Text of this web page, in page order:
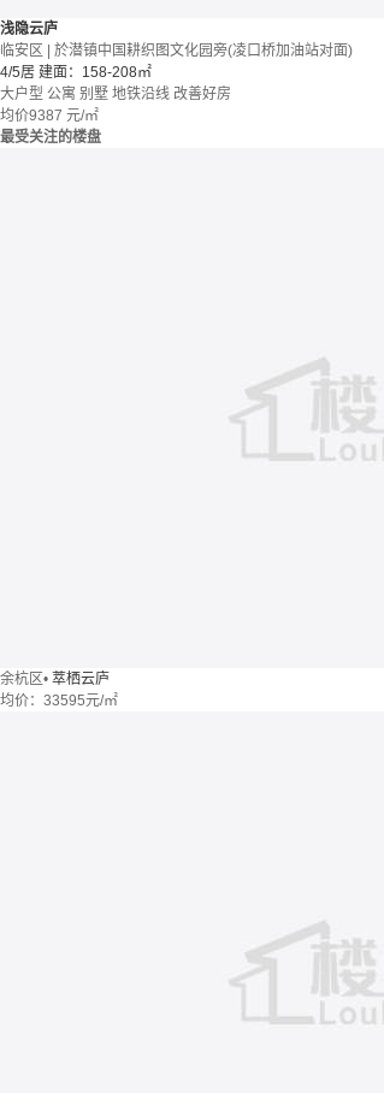
浅隐云庐
临安区 | 於潜镇中国耕织图文化园旁(凌口桥加油站对面)
4/5居 建面：158-208㎡
大户型 公寓 别墅 地铁沿线 改善好房
均价9387 元/㎡
最受关注的楼盘
余杭区• 萃栖云庐
均价： 33595元/㎡